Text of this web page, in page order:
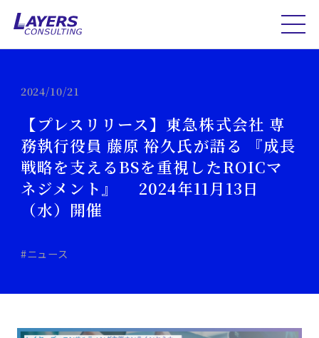
2024/10/21
【プレスリリース】東急株式会社 専
務執行役員 藤原 裕久氏が語る 『成長
戦略を支えるBSを重視したROICマ
ネジメント』 2024年11月13日
（水）開催
#ニュース